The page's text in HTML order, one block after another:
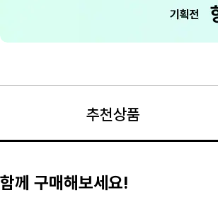
추천상품
함께 구매해보세요!